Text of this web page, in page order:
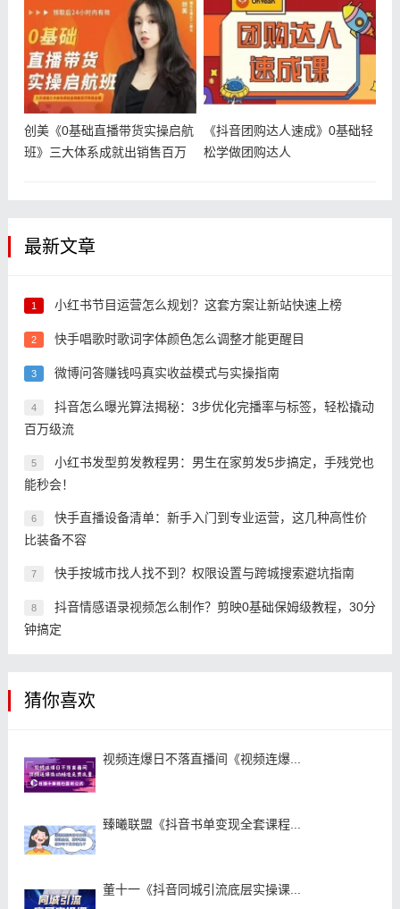
创美《0基础直播带货实操启航
班》三大体系成就出销售百万
《抖音团购达人速成》0基础轻
松学做团购达人
最新文章
1 小红书节目运营怎么规划？这套方案让新站快速上榜
2 快手唱歌时歌词字体颜色怎么调整才能更醒目
3 微博问答赚钱吗真实收益模式与实操指南
4
抖音怎么曝光算法揭秘：3步优化完播率与标签，轻松撬动
百万级流
5
小红书发型剪发教程男：男生在家剪发5步搞定，手残党也
能秒会！
6
快手直播设备清单：新手入门到专业运营，这几种高性价
比装备不容
7 快手按城市找人找不到？权限设置与跨城搜索避坑指南
8
抖音情感语录视频怎么制作？剪映0基础保姆级教程，30分
钟搞定
猜你喜欢
视频连爆日不落直播间《视频连爆...
臻曦联盟《抖音书单变现全套课程...
董十一《抖音同城引流底层实操课...